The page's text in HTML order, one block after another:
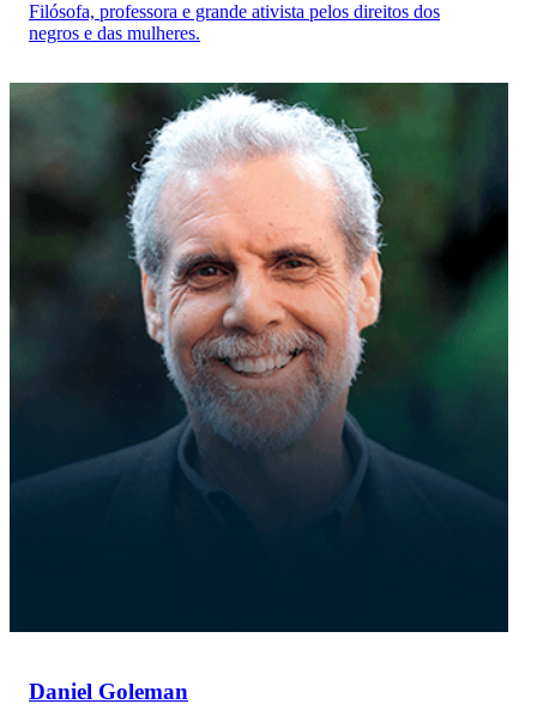
Filósofa, professora e grande ativista pelos direitos dos
negros e das mulheres.
Daniel Goleman